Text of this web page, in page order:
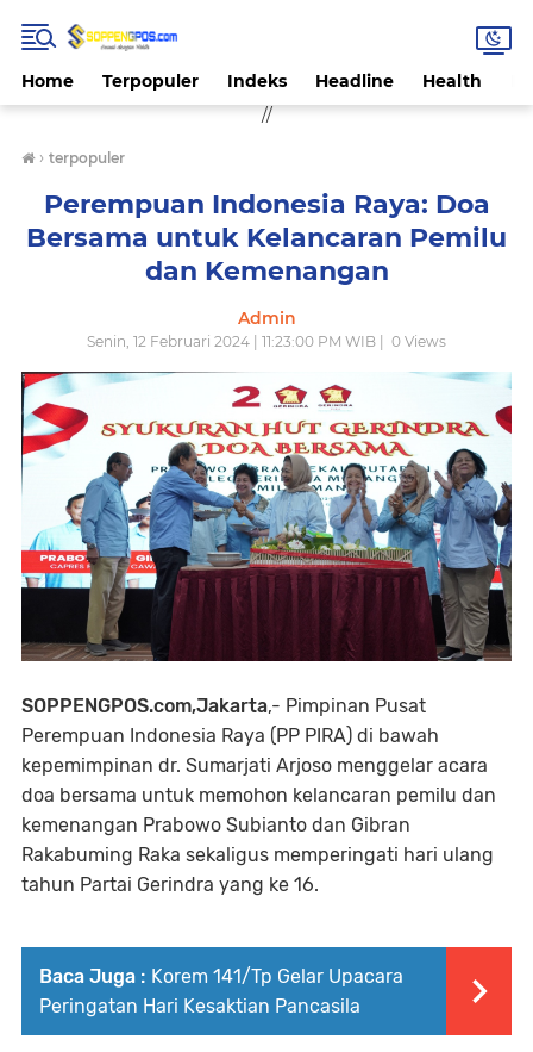
Home Terpopuler Indeks Headline Health
//
› terpopuler
Perempuan Indonesia Raya: Doa
Bersama untuk Kelancaran Pemilu
dan Kemenangan
Admin
Senin, 12 Februari 2024 | 11:23:00 PM WIB | 0 Views
SOPPENGPOS.com,Jakarta,- Pimpinan Pusat
Perempuan Indonesia Raya (PP PIRA) di bawah
kepemimpinan dr. Sumarjati Arjoso menggelar acara
doa bersama untuk memohon kelancaran pemilu dan
kemenangan Prabowo Subianto dan Gibran
Rakabuming Raka sekaligus memperingati hari ulang
tahun Partai Gerindra yang ke 16.
Baca Juga : Korem 141/Tp Gelar Upacara
Peringatan Hari Kesaktian Pancasila